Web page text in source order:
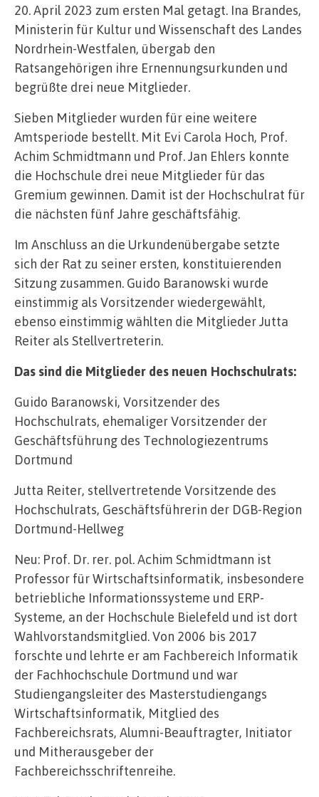
20. April 2023 zum ersten Mal getagt. Ina Brandes,
Ministerin für Kultur und Wissenschaft des Landes
Nordrhein-Westfalen, übergab den
Ratsangehörigen ihre Ernennungsurkunden und
begrüßte drei neue Mitglieder.
Sieben Mitglieder wurden für eine weitere
Amtsperiode bestellt. Mit Evi Carola Hoch, Prof.
Achim Schmidtmann und Prof. Jan Ehlers konnte
die Hochschule drei neue Mitglieder für das
Gremium gewinnen. Damit ist der Hochschulrat für
die nächsten fünf Jahre geschäftsfähig.
Im Anschluss an die Urkundenübergabe setzte
sich der Rat zu seiner ersten, konstituierenden
Sitzung zusammen. Guido Baranowski wurde
einstimmig als Vorsitzender wiedergewählt,
ebenso einstimmig wählten die Mitglieder Jutta
Reiter als Stellvertreterin.
Das sind die Mitglieder des neuen Hochschulrats:
Guido Baranowski, Vorsitzender des
Hochschulrats, ehemaliger Vorsitzender der
Geschäftsführung des Technologiezentrums
Dortmund
Jutta Reiter, stellvertretende Vorsitzende des
Hochschulrats, Geschäftsführerin der DGB-Region
Dortmund-Hellweg
Neu: Prof. Dr. rer. pol. Achim Schmidtmann ist
Professor für Wirtschaftsinformatik, insbesondere
betriebliche Informationssysteme und ERP-
Systeme, an der Hochschule Bielefeld und ist dort
Wahlvorstandsmitglied. Von 2006 bis 2017
forschte und lehrte er am Fachbereich Informatik
der Fachhochschule Dortmund und war
Studiengangsleiter des Masterstudiengangs
Wirtschaftsinformatik, Mitglied des
Fachbereichsrats, Alumni-Beauftragter, Initiator
und Mitherausgeber der
Fachbereichsschriftenreihe.